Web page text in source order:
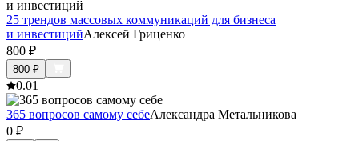
25 трендов массовых коммуникаций для бизнеса
и инвестицийАлексей Гриценко
800 ₽
800 ₽
0.01
365 вопросов самому себеАлександра Метальникова
0 ₽